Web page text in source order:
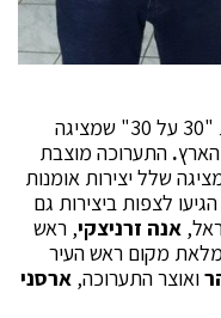
בשבוע שעבר נפתחה התערוכה החגיגית "30 על 30" שמציגה
.התערוכה מוצבת
שלל יצירות אומנות
לצפות ביצירות גם
אנה זרניצקי, ראש
מקום ראש העיר
ואוצר התערוכה, ארסני